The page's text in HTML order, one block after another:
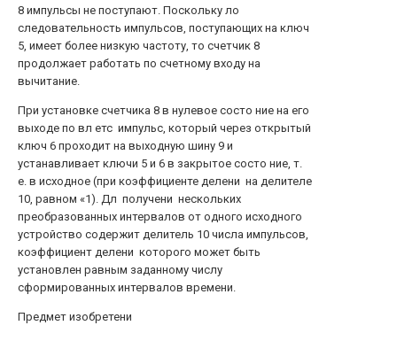
8 импульсы не поступают. Поскольку ло
следовательность импульсов, поступающих на ключ
5, имеет более низкую частоту, то счетчик 8
продолжает работать по счетному входу на
вычитание.
При установке счетчика 8 в нулевое состо ние на его
выходе по вл етс импульс, который через открытый
ключ 6 проходит на выходную шину 9 и
устанавливает ключи 5 и 6 в закрытое состо ние, т.
е. в исходное (при коэффициенте делени на делителе
10, равном «1). Дл получени нескольких
преобразованных интервалов от одного исходного
устройство содержит делитель 10 числа импульсов,
коэффициент делени которого может быть
установлен равным заданному числу
сформированных интервалов времени.
Предмет изобретени